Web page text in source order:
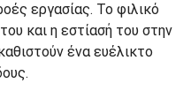
εργασίας. Το φιλικό
και η εστίασή του στην
ένα ευέλικτο